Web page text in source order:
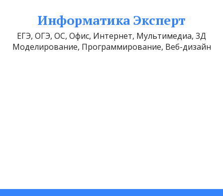
Информатика Эксперт
ЕГЭ, ОГЭ, ОС, Офис, Интернет, Мультимедиа, 3Д
Моделирование, Программирование, Веб-дизайн